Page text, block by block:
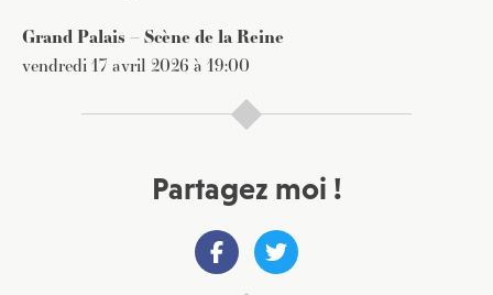
Grand Palais – Scène de la Reine
vendredi 17 avril 2026 à 19:00
Partagez moi !